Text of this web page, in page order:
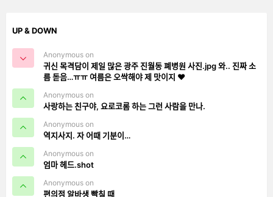
UP & DOWN
Anonymous on
귀신 목격담이 제일 많은 광주 진월동 폐병원 사진.jpg 와.. 진짜 소
름 돋음…ㅠㅠ 여름은 오싹해야 제 맛이지 ❤️
Anonymous on
사랑하는 친구야, 요로코롬 하는 그런 사람을 만나.
Anonymous on
역지사지. 자 어때 기분이…
Anonymous on
엄마 헤드.shot
Anonymous on
편의점 알바생 빡칠 때